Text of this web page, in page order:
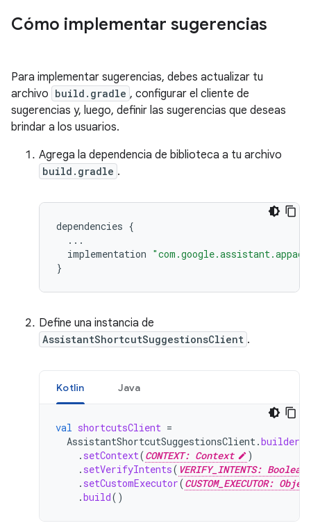
Cómo implementar sugerencias
Para implementar sugerencias, debes actualizar tu
archivo build.gradle , configurar el cliente de
sugerencias y, luego, definir las sugerencias que deseas
brindar a los usuarios.
Agrega la dependencia de biblioteca a tu archivo
build.gradle .
dependencies {
...
implementation
}
Define una instancia de
AssistantShortcutSuggestionsClient .
Kotlin Java
val shortcutsClient =
AssistantShortcutSuggestionsClient.builder
. setContext(CONTEXT: Context
)
. setVerifyIntents( VERIFY_INTENTS: Boolean
. setCustomExecutor(CUSTOM_EXECUTOR:
.build()